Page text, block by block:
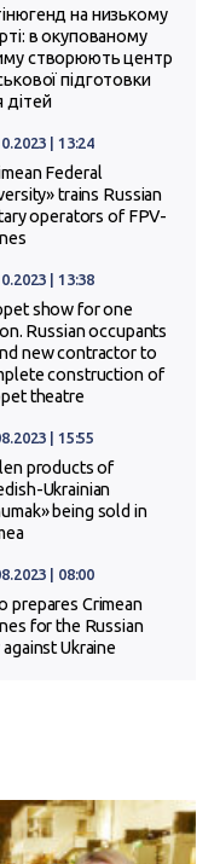
на низькому
в окупованому
створюють центр
підготовки
дітей
| 13:24
Federal
trains Russian
operators of FPV-
| 13:38
show for one
Russian occupants
new contractor to
construction of
theatre
| 15:55
products of
Ukrainian
being sold in
| 08:00
prepares Crimean
for the Russian
against Ukraine